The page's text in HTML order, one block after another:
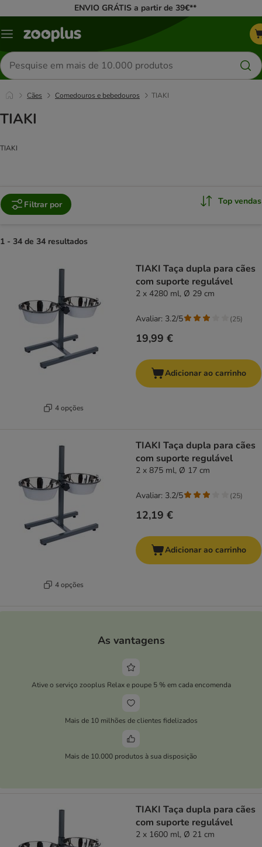
ENVIO GRÁTIS a partir de 39€**
Menu
Pesquisar
produtos
Cães Comedouros e bebedouros TIAKI
TIAKI
TIAKI
Filtrar por Top vendas
1 - 34 de 34 resultados
4 opções
TIAKI Taça dupla para cães
com suporte regulável
2 x 4280 ml, Ø 29 cm
19,99 €
Avaliar: 3.2/5 (25)
Adicionar ao carrinho
4 opções
TIAKI Taça dupla para cães
com suporte regulável
2 x 875 ml, Ø 17 cm
12,19 €
Avaliar: 3.2/5 (25)
Adicionar ao carrinho
As vantagens
Ative o serviço zooplus Relax e poupe 5 % em cada encomenda
Mais de 10 milhões de clientes fidelizados
Mais de 10.000 produtos à sua disposição
TIAKI Taça dupla para cães
com suporte regulável
2 x 1600 ml, Ø 21 cm